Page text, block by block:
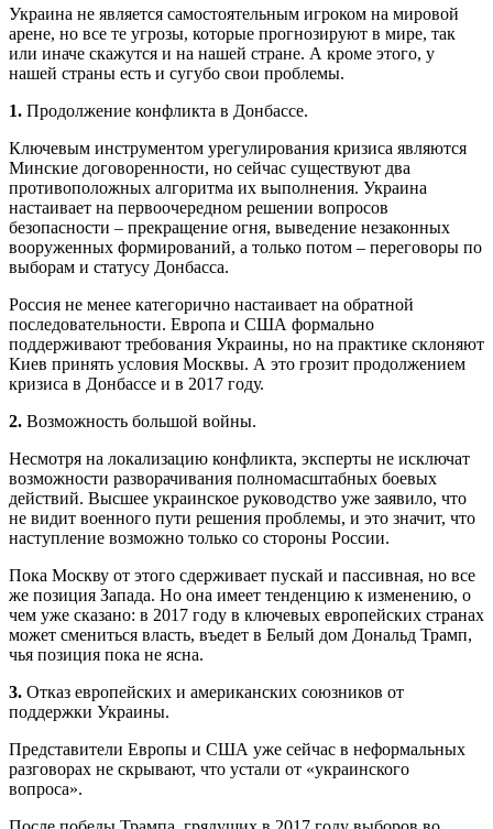
Украина не является самостоятельным игроком на мировой
арене, но все те угрозы, которые прогнозируют в мире, так
или иначе скажутся и на нашей стране. А кроме этого, у
нашей страны есть и сугубо свои проблемы.
1. Продолжение конфликта в Донбассе.
Ключевым инструментом урегулирования кризиса являются
Минские договоренности, но сейчас существуют два
противоположных алгоритма их выполнения. Украина
настаивает на первоочередном решении вопросов
безопасности – прекращение огня, выведение незаконных
вооруженных формирований, а только потом – переговоры по
выборам и статусу Донбасса.
Россия не менее категорично настаивает на обратной
последовательности. Европа и США формально
поддерживают требования Украины, но на практике склоняют
Киев принять условия Москвы. А это грозит продолжением
кризиса в Донбассе и в 2017 году.
2. Возможность большой вой­ны.
Несмотря на локализацию конфликта, эксперты не исключат
возможности разворачивания полномасштабных боевых
действий. Высшее украинское руководство уже заявило, что
не видит военного пути решения проблемы, и это значит, что
наступление возможно только со стороны России.
Пока Москву от этого сдерживает пускай и пассивная, но все
же позиция Запада. Но она имеет тенденцию к изменению, о
чем уже сказано: в 2017 году в ключевых европейских странах
может смениться власть, въедет в Белый дом Дональд Трамп,
чья позиция пока не ясна.
3. Отказ европейских и американских союзников от
поддержки Украины.
Представители Европы и США уже сейчас в неформальных
разговорах не скрывают, что устали от «украинского
вопроса».